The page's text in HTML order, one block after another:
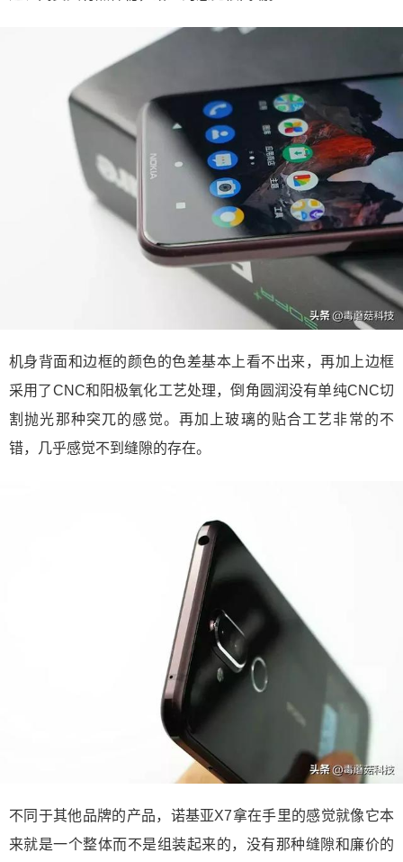
机身背面和边框的颜色的色差基本上看不出来，再加上边框
采用了CNC和阳极氧化工艺处理，倒角圆润没有单纯CNC切
割抛光那种突兀的感觉。再加上玻璃的贴合工艺非常的不
错，几乎感觉不到缝隙的存在。
不同于其他品牌的产品，诺基亚X7拿在手里的感觉就像它本
来就是一个整体而不是组装起来的，没有那种缝隙和廉价的